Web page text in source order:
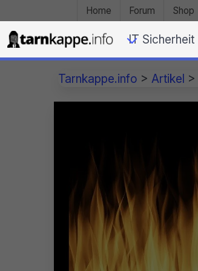
Home Forum Shop
IT Sicherheit
Tarnkappe.info > Artikel >